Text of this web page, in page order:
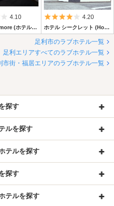
5つ星のうち4
4.10
Hotel Bellamore (ホテル ベラモーレ)
5つ星のうち4
4.20
ホテル シークレット (Hotel Secret)
足利市のラブホテル一覧
足利エリアすべてのラブホテル一覧
市街・福居エリアのラブホテル一覧
探す
ルを探す
テルを探す
探す
テルを探す